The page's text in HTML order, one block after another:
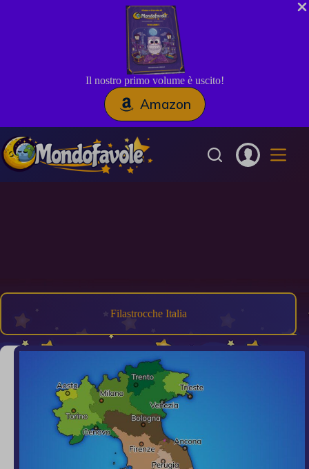
Il nostro primo volume è uscito!
Amazon
al
contenuto
Filastrocche Italia